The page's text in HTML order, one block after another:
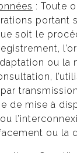
: Toute
portant
soit le
ou la
de mise à
ou la